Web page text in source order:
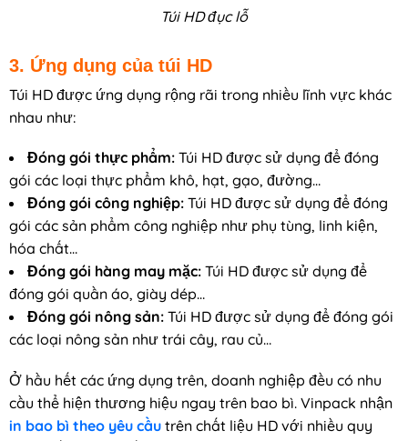
Túi HD đục lỗ
3. Ứng dụng của túi HD
Túi HD được ứng dụng rộng rãi trong nhiều lĩnh vực khác
nhau như:
Đóng gói thực phẩm: Túi HD được sử dụng để đóng
gói các loại thực phẩm khô, hạt, gạo, đường…
Đóng gói công nghiệp: Túi HD được sử dụng để đóng
gói các sản phẩm công nghiệp như phụ tùng, linh kiện,
hóa chất…
Đóng gói hàng may mặc: Túi HD được sử dụng để
đóng gói quần áo, giày dép…
Đóng gói nông sản: Túi HD được sử dụng để đóng gói
các loại nông sản như trái cây, rau củ…
Ở hầu hết các ứng dụng trên, doanh nghiệp đều có nhu
cầu thể hiện thương hiệu ngay trên bao bì. Vinpack nhận
in bao bì theo yêu cầu trên chất liệu HD với nhiều quy